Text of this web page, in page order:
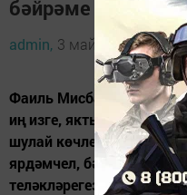
бәйрәме белән
admin, 3 май 2022 - 10:07
Фаиль Мисбахович! Сезне
иң изге, якты, матур
шулай көчле рухлы һәм
ярдәмчел, бәхетле һәм
теләкләрегез тиң, туар